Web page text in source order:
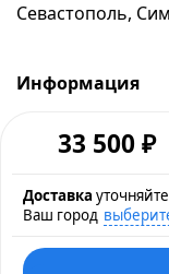
33 500₽
Доставка
Ваш город
Севастополь,
Информация
о компании
промокоды и
рассрочка и
контакты